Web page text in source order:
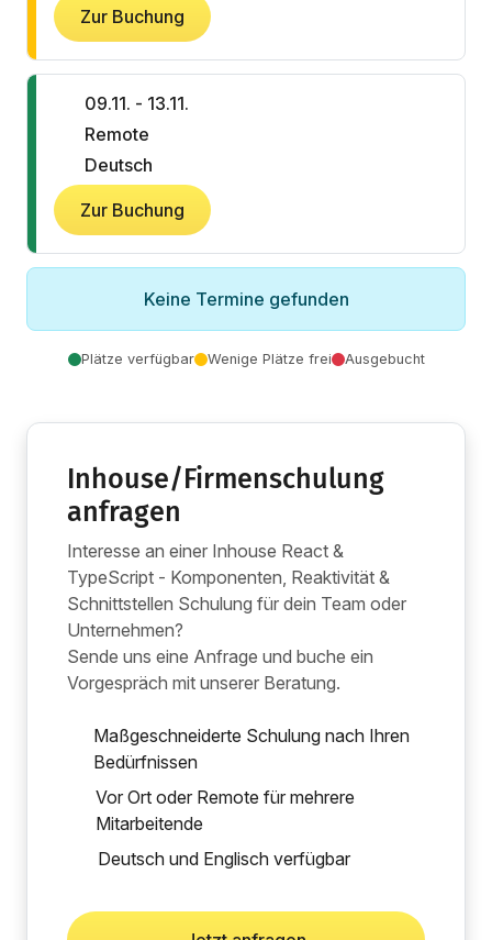
Zur Buchung
09.11. - 13.11.
Remote
Deutsch
Zur Buchung
Keine Termine gefunden
Plätze verfügbar Wenige Plätze frei Ausgebucht
Inhouse/Firmenschulung
anfragen
Interesse an einer Inhouse React &
TypeScript - Komponenten, Reaktivität &
Schnittstellen Schulung für dein Team oder
Unternehmen?
Sende uns eine Anfrage und buche ein
Vorgespräch mit unserer Beratung.
Maßgeschneiderte Schulung nach Ihren
Bedürfnissen
Vor Ort oder Remote für mehrere
Mitarbeitende
Deutsch und Englisch verfügbar